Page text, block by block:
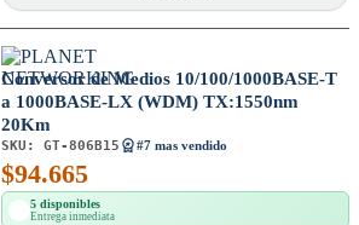
Conversor de Medios 10/100/1000BASE-T
a 1000BASE-LX (WDM) TX:1550nm
20Km
SKU: GT-806B15 #7 mas vendido
$94.665
5 disponibles
Entrega inmediata